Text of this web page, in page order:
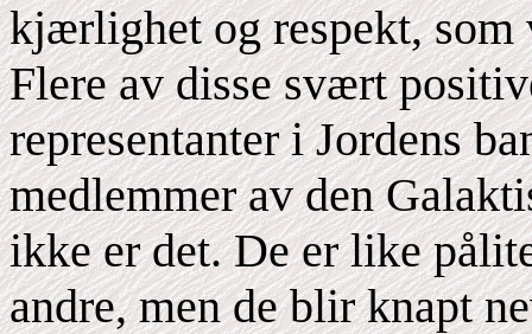
kjærlighet og respekt, som
Flere av disse svært
representanter i Jordens
medlemmer av den
ikke er det. De er like
andre, men de blir knapt